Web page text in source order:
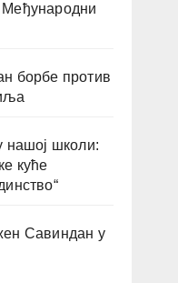
борбе против
нашој школи:
куће
Савиндан у